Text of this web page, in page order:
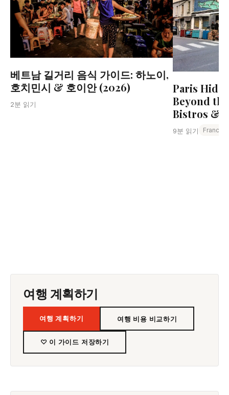
베트남 길거리 음식 가이드: 하노이,
호치민시 & 호이안 (2026)
2분 읽기
Paris
Beyond
Bistros &
9분 읽기 France
여행 계획하기
여행 계획하기 여행 비용 비교하기
♡ 이 가이드 저장하기